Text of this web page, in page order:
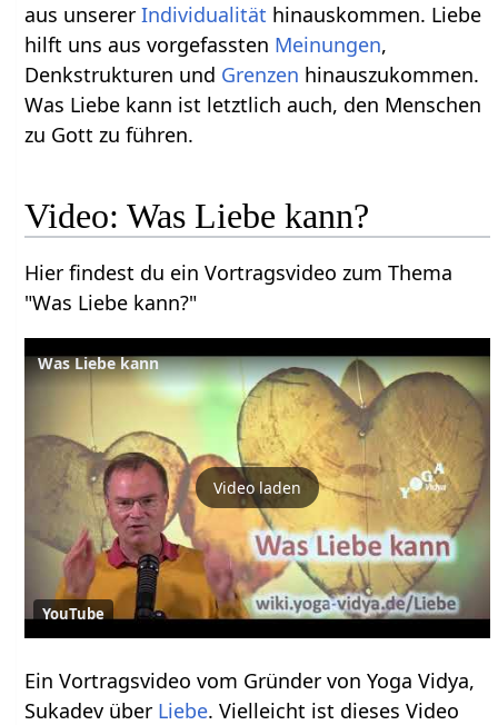
aus unsererIndividualität hinauskommen. Liebe
hilft uns aus vorgefassten Meinungen,
Denkstrukturen und Grenzen hinauszukommen.
Was Liebe kann ist letztlich auch, den Menschen
zu Gott zu führen.
Video: Was Liebe kann?
Hier findest du ein Vortragsvideo zum Thema
"Was Liebe kann?"
Was Liebe kann
Video laden
YouTube
Ein Vortragsvideo vom Gründer von Yoga Vidya,
Sukadev über Liebe. Vielleicht ist dieses Video